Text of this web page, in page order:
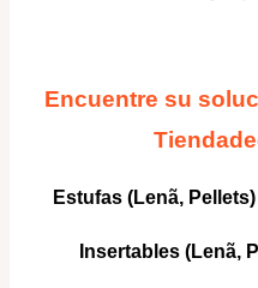
Encuentre su
Estufas (Lenã, Pellets)
Insertables (Lenã,